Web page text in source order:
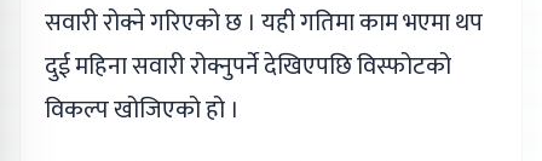
सवारी रोक्ने गरिएको छ । यही गतिमा काम भएमा थप
दुई महिना सवारी रोक्नुपर्ने देखिएपछि विस्फोटको
विकल्प खोजिएको हो ।